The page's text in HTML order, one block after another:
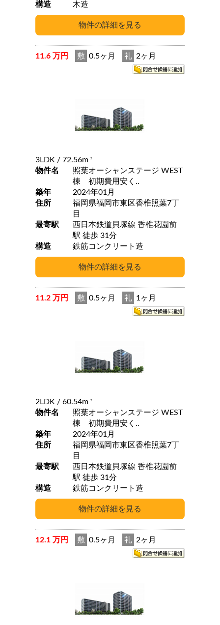
構造
木造
11.6 万円 敷 0.5ヶ月 礼 2ヶ月
3LDK / 72.56m 2
物件名
照葉オーシャンステージ WEST
棟 初期費用安く..
築年
2024年01月
住所
福岡県福岡市東区香椎照葉7丁
目
最寄駅
西日本鉄道貝塚線 香椎花園前
駅 徒歩 31分
構造
鉄筋コンクリート造
11.2 万円 敷 0.5ヶ月 礼 1ヶ月
2LDK / 60.54m 2
物件名
照葉オーシャンステージ WEST
棟 初期費用安く..
築年
2024年01月
住所
福岡県福岡市東区香椎照葉7丁
目
最寄駅
西日本鉄道貝塚線 香椎花園前
駅 徒歩 31分
構造
鉄筋コンクリート造
12.1 万円 敷 0.5ヶ月 礼 2ヶ月